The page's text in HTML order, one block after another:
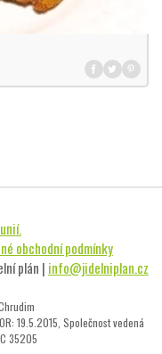
obchodní podmínky
plán | info@jidelniplan.cz
19.5.2015, Společnost vedená
35205